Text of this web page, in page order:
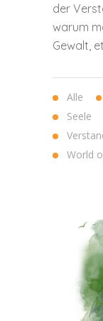
der
warum
Gewalt,
Alle
Seele
World